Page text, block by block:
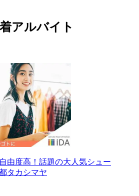
アルバイト
由度高！話題の大人気シュー
タカシマヤ